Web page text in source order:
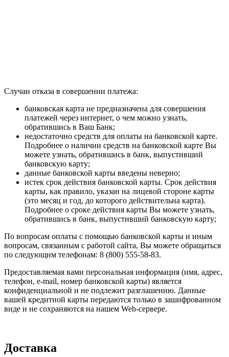
Случаи отказа в совершении платежа:
банковская карта не предназначена для совершения
платежей через интернет, о чем можно узнать,
обратившись в Ваш Банк;
недостаточно средств для оплаты на банковской карте.
Подробнее о наличии средств на банковской карте Вы
можете узнать, обратившись в банк, выпустивший
банковскую карту;
данные банковской карты введены неверно;
истек срок действия банковской карты. Срок действия
карты, как правило, указан на лицевой стороне карты
(это месяц и год, до которого действительна карта).
Подробнее о сроке действия карты Вы можете узнать,
обратившись в банк, выпустивший банковскую карту;
По вопросам оплаты с помощью банковской карты и иным
вопросам, связанным с работой сайта, Вы можете обращаться
по следующим телефонам: 8 (800) 555-58-83.
Предоставляемая вами персональная информация (имя, адрес,
телефон, e-mail, номер банковской карты) является
конфиденциальной и не подлежит разглашению. Данные
вашей кредитной карты передаются только в зашифрованном
виде и не сохраняются на нашем Web-сервере.
Доставка